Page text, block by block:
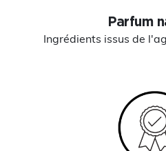
Parfum
Ingrédients issus de